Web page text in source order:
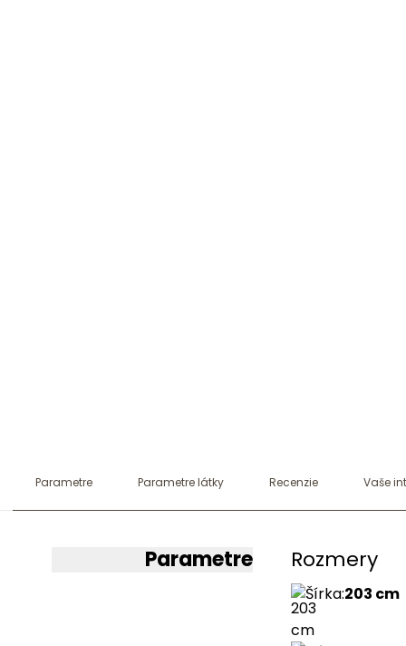
Parametre Parametre látky Recenzie Vaše
Parametre Rozmery
Šírka:203 cm